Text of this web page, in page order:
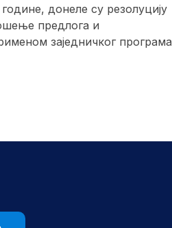
донеле су резолуцију
предлога и
заједничког програма